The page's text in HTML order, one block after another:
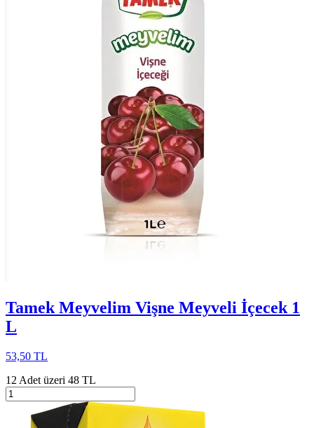
Tamek Meyvelim Vişne Meyveli İçecek 1
L
53,50 TL
12 Adet üzeri 48 TL